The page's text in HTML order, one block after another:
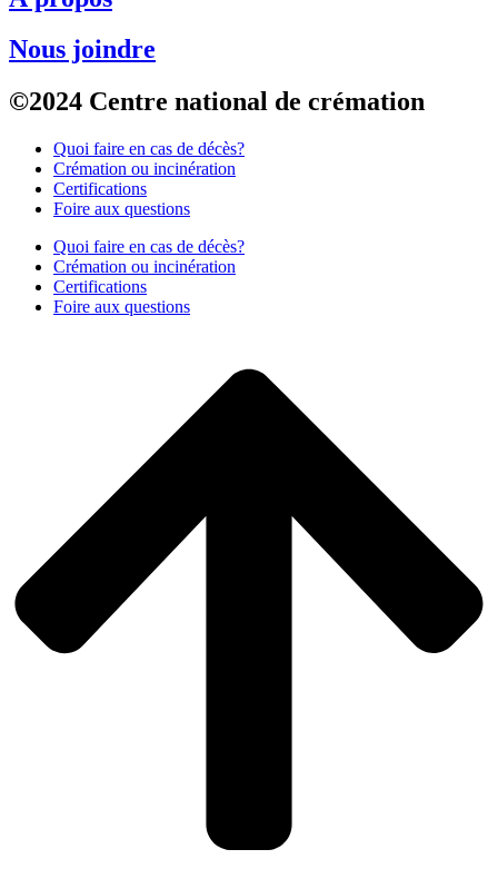
Nous joindre
©2024 Centre national de crémation
Quoi faire en cas de décès?
Crémation ou incinération
Certifications
Foire aux questions
Quoi faire en cas de décès?
Crémation ou incinération
Certifications
Foire aux questions